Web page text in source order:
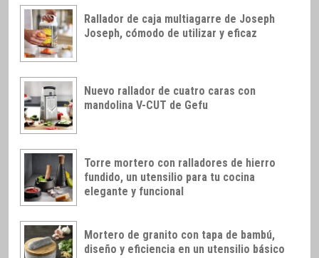
Rallador de caja multiagarre de Joseph
Joseph, cómodo de utilizar y eficaz
Nuevo rallador de cuatro caras con
mandolina V-CUT de Gefu
Torre mortero con ralladores de hierro
fundido, un utensilio para tu cocina
elegante y funcional
Mortero de granito con tapa de bambú,
diseño y eficiencia en un utensilio básico